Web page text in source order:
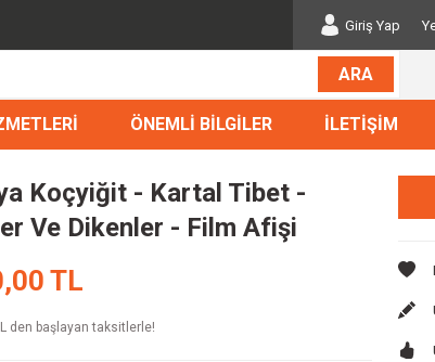
Giriş Yap
ARA
ÖNEMLİ BİLGİLER İLETİŞİM
Koçyiğit - Kartal Tibet -
Ve Dikenler - Film Afişi
TL
den başlayan taksitlerle!